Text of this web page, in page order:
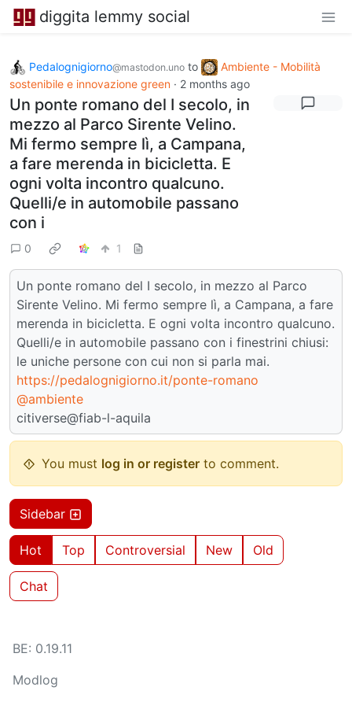
diggita lemmy social
Pedalognigiorno@mastodon.uno to
Ambiente - Mobilità
sostenibile e innovazione green · 2 months ago
Un ponte romano del I secolo, in
mezzo al Parco Sirente Velino.
Mi fermo sempre lì, a Campana,
a fare merenda in bicicletta. E
ogni volta incontro qualcuno.
Quelli/e in automobile passano
con i
0 1
Un ponte romano del I secolo, in mezzo al Parco
Sirente Velino. Mi fermo sempre lì, a Campana, a fare
merenda in bicicletta. E ogni volta incontro qualcuno.
Quelli/e in automobile passano con i finestrini chiusi:
le uniche persone con cui non si parla mai.
https://pedalognigiorno.it/ponte-romano
@ambiente
citiverse@fiab-l-aquila
You must log in or register to comment.
Sidebar
Hot Top Controversial New Old
Chat
BE: 0.19.11
Modlog